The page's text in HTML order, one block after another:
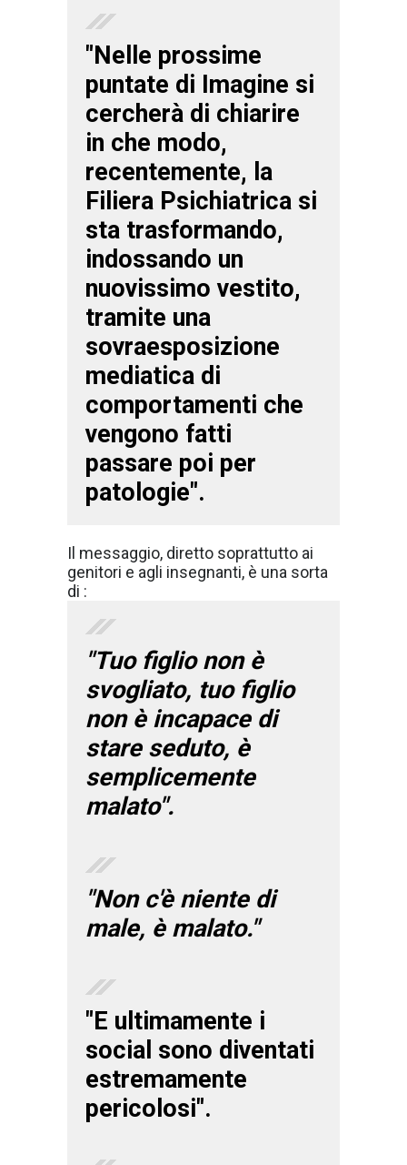
"Nelle prossime
puntate di Imagine si
cercherà di chiarire
in che modo,
recentemente, la
Filiera Psichiatrica si
sta trasformando,
indossando un
nuovissimo vestito,
tramite una
sovraesposizione
mediatica di
comportamenti che
vengono fatti
passare poi per
patologie".
Il messaggio, diretto soprattutto ai
genitori e agli insegnanti, è una sorta
di :
"Tuo figlio non è
svogliato, tuo figlio
non è incapace di
stare seduto, è
semplicemente
malato".
"Non c'è niente di
male, è malato."
"E ultimamente i
social sono diventati
estremamente
pericolosi".